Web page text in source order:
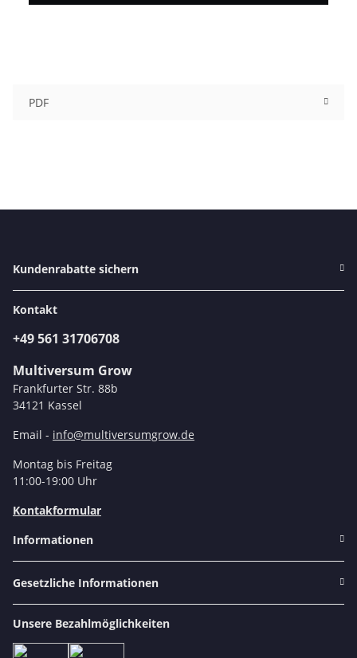
PDF
Kundenrabatte sichern
Kontakt
+49 561 31706708
Multiversum Grow
Frankfurter Str. 88b
34121 Kassel
Email - info@multiversumgrow.de
Montag bis Freitag
11:00-19:00 Uhr
Kontakformular
Informationen
Gesetzliche Informationen
Unsere Bezahlmöglichkeiten